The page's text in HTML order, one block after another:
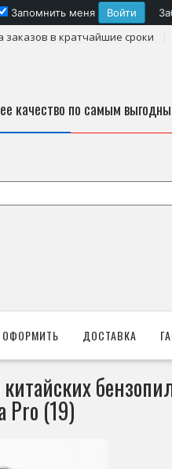
Запомнить меня
заказов в кратчайшие сроки
качество по самым
ОФОРМИТЬ ДОСТАВКА
Pro (19)